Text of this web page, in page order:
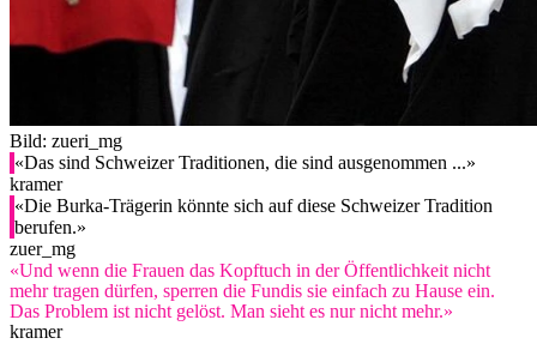
Bild: zueri_mg
«Das sind Schweizer Traditionen, die sind ausgenommen ...»
kramer
«Die Burka-Trägerin könnte sich auf diese Schweizer Tradition
berufen.»
zuer_mg
«Und wenn die Frauen das Kopftuch in der Öffentlichkeit nicht
mehr tragen dürfen, sperren die Fundis sie einfach zu Hause ein.
Das Problem ist nicht gelöst. Man sieht es nur nicht mehr.»
kramer